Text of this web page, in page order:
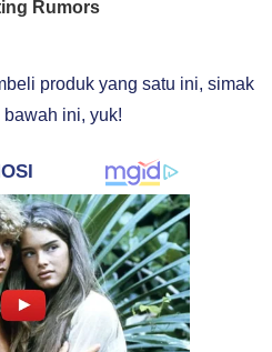
produk yang satu ini, simak
ini, yuk!